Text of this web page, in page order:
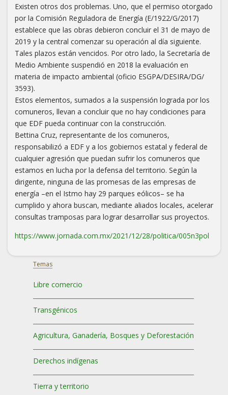
Existen otros dos problemas. Uno, que el permiso otorgado
por la Comisión Reguladora de Energía (E/1922/G/2017)
establece que las obras debieron concluir el 31 de mayo de
2019 y la central comenzar su operación al día siguiente.
Tales plazos están vencidos. Por otro lado, la Secretaría de
Medio Ambiente suspendió en 2018 la evaluación en
materia de impacto ambiental (oficio ESGPA/DESIRA/DG/
3593).
Estos elementos, sumados a la suspensión lograda por los
comuneros, llevan a concluir que no hay condiciones para
que EDF pueda continuar con la construcción.
Bettina Cruz, representante de los comuneros,
responsabilizó a EDF y a los gobiernos estatal y federal de
cualquier agresión que puedan sufrir los comuneros que
estamos en lucha por la defensa del territorio. Según la
dirigente, ninguna de las promesas de las empresas de
energía –en el Istmo hay 29 parques eólicos– se ha
cumplido y ahora buscan, mediante aliados locales, acelerar
consultas tramposas para lograr desarrollar sus proyectos.
https://www.jornada.com.mx/2021/12/28/politica/005n3pol
Temas
Libre comercio
Transgénicos
Agricultura, Ganadería, Bosques y Deforestación
Derechos indígenas
Tierra y territorio